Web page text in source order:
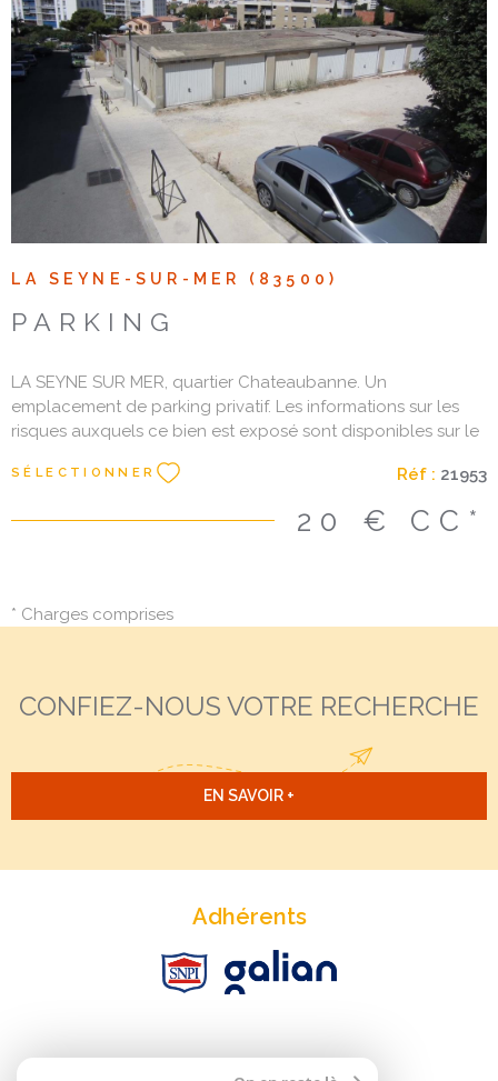
LA SEYNE-SUR-MER (83500)
PARKING
LA SEYNE SUR MER, quartier Chateaubanne. Un
emplacement de parking privatif. Les informations sur les
risques auxquels ce bien est exposé sont disponibles sur le
sur les risques auxquels ce bien est exposé sont disponibles
SÉLECTIONNER Réf : 21953
20 € CC*
Voir le bien
* Charges comprises
CONFIEZ-NOUS VOTRE RECHERCHE
EN SAVOIR +
Adhérents